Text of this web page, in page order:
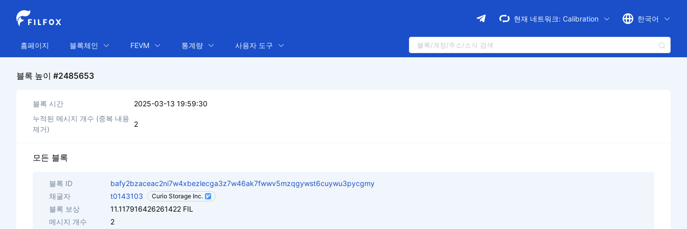
현재 네트워크: Calibration 한국어
홈페이지 블록체인 FEVM 통계량 사용자 도구
블록 높이 #2485653
블록 시간
2025-03-13 19:59:30
누적된 메시지 개수 (중복 내용
제거)
2
모든 블록
블록 ID
bafy2bzaceac2ni7w4xbezlecga3z7w46ak7fwwv5mzqgywst6cuywu3pycgmy
채굴자
t0143103 Curio Storage Inc.
블록 보상
11.117916426261422 FIL
메시지 개수
2